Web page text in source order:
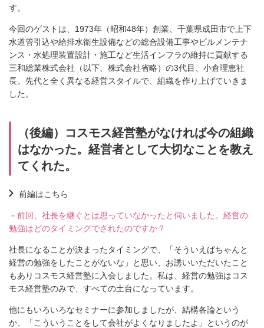
す。
今回のゲストは、1973年（昭和48年）創業、千葉県成田市で上下
水道管引込や給排水衛生設備などの総合設備工事やビルメンテナ
ンス・水処理装置設計・施工など生活インフラの維持に貢献する
三和総業株式会社（以下、株式会社省略）の3代目、小倉理恵社
長。先代と全く異なる経営スタイルで、組織を作り上げていきま
した。
（後編）コスモス経営塾がなければ今の組織
はなかった。経営者として大切なことを教え
てくれた。
前編はこちら
－前回、社長を継ぐとは思っていなかったと伺いました。経営の
勉強はどのタイミングでされたのですか？
社長になることが決まったタイミングで、「そういえばちゃんと
経営の勉強をしたことがないな」と思い、お誘いいただいたこと
もありコスモス経営塾に入会しました。私は、経営の勉強はコス
モス経営塾のみで、すべての土台になっています。
他にもいろいろなセミナーに参加しましたが、結構各論という
か、「こういうことをして会社がよくなりましたよ」というのが